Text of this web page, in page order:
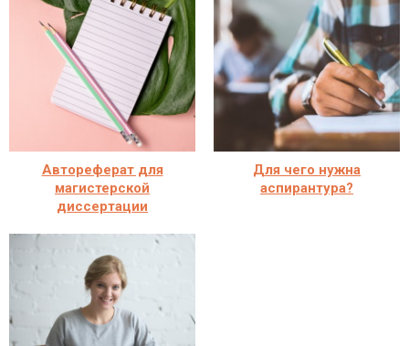
Автореферат для
магистерской
диссертации
Для чего нужна
аспирантура?